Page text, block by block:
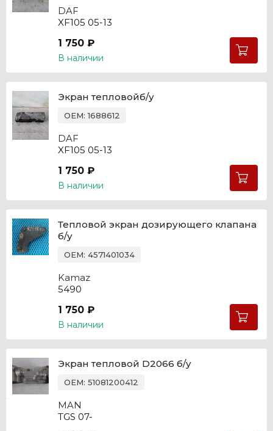
DAF
XF105 05-13
1 750 ₽
В наличии
Экран тепловойб/у
OEM: 1688612
DAF
XF105 05-13
1 750 ₽
В наличии
Тепловой экран дозирующего клапана
б/у
OEM: 4571401034
Kamaz
5490
1 750 ₽
В наличии
Экран тепловой D2066 б/у
OEM: 51081200412
MAN
TGS 07-